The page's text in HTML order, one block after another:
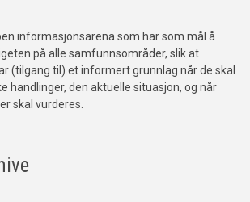
informasjonsarena som har som mål å
på alle samfunnsområder, slik at
(tilgang til) et informert grunnlag når de skal
handlinger, den aktuelle situasjon, og når
skal vurderes.